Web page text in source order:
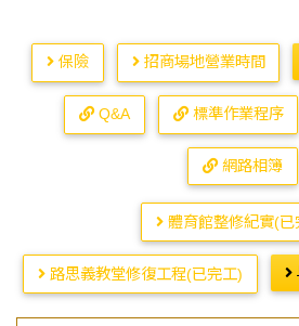
保險 招商場地營業時間
Q&A 標準作業程序
網路相簿
體育館整修紀實(已
路思義教堂修復工程(已完工)